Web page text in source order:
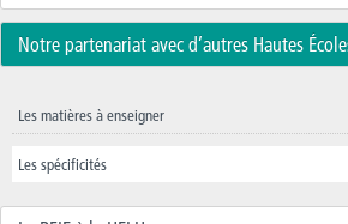
Notre partenariat avec d’autres Hautes
Les matières à enseigner
Les spécificités